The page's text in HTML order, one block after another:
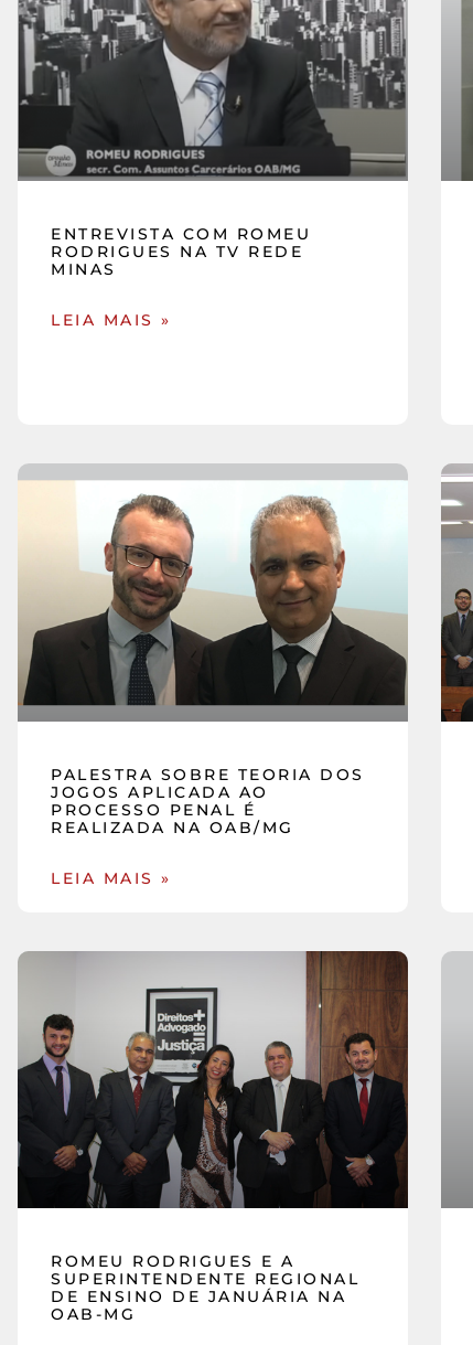
ENTREVISTA COM ROMEU
RODRIGUES NA TV REDE
MINAS
LEIA MAIS »
PALESTRA SOBRE TEORIA DOS
JOGOS APLICADA AO
PROCESSO PENAL É
REALIZADA NA OAB/MG
LEIA MAIS »
ROMEU RODRIGUES E A
SUPERINTENDENTE REGIONAL
DE ENSINO DE JANUÁRIA NA
OAB-MG